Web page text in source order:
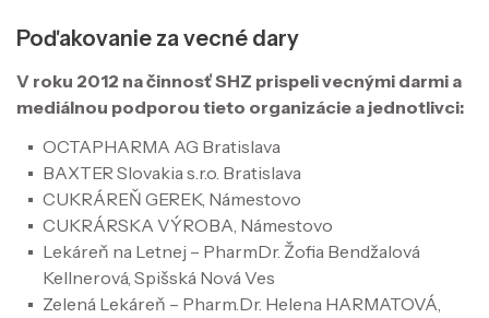
Poďakovanie za vecné dary
V roku 2012 na činnosť SHZ prispeli vecnými darmi a
mediálnou podporou tieto organizácie a jednotlivci:
OCTAPHARMA AG Bratislava
BAXTER Slovakia s.r.o. Bratislava
CUKRÁREŇ GEREK, Námestovo
CUKRÁRSKA VÝROBA, Námestovo
Lekáreň na Letnej – PharmDr. Žofia Bendžalová
Kellnerová, Spišská Nová Ves
Zelená Lekáreň – Pharm.Dr. Helena HARMATOVÁ,